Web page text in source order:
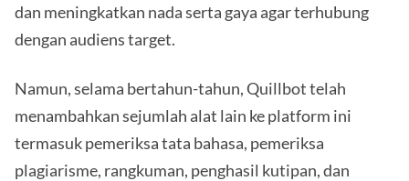
dan meningkatkan nada serta gaya agar terhubung
dengan audiens target.
Namun, selama bertahun-tahun, Quillbot telah
menambahkan sejumlah alat lain ke platform ini
termasuk pemeriksa tata bahasa, pemeriksa
plagiarisme, rangkuman, penghasil kutipan, dan